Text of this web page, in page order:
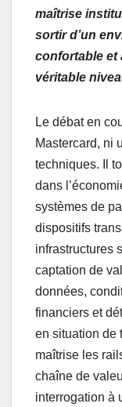
maîtrise
sortir d’un
confortable et
véritable
Le débat en
Mastercard, ni
techniques. Il
dans
systèmes de
dispositifs
infrastructures
captation de
données,
financiers et
en situation de
maîtrise les
chaîne de
interrogation à